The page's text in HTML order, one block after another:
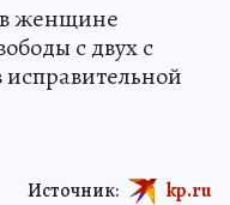
женщине
с двух с
исправительной
Источник: kp.ru